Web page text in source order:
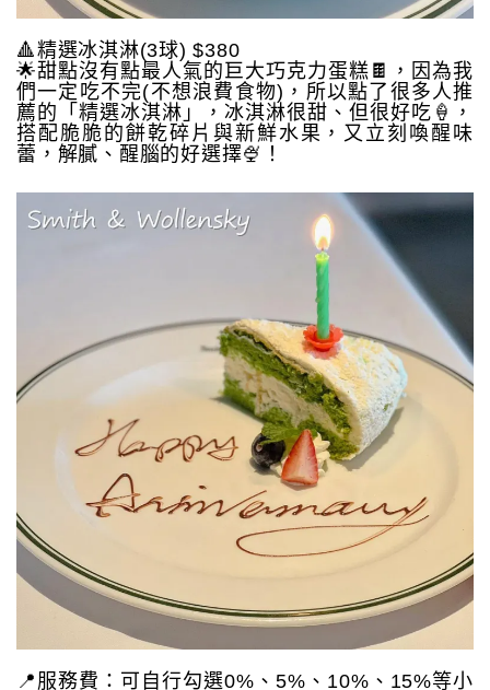
🔺精選冰淇淋(3球) $380
🌟甜點沒有點最人氣的巨大巧克力蛋糕🍫，因為我
們一定吃不完(不想浪費食物)，所以點了很多人推
薦的「精選冰淇淋」，冰淇淋很甜、但很好吃🍦，
搭配脆脆的餅乾碎片與新鮮水果，又立刻喚醒味
蕾，解膩、醒腦的好選擇🍨！
📍服務費：可自行勾選0%、5%、10%、15%等小